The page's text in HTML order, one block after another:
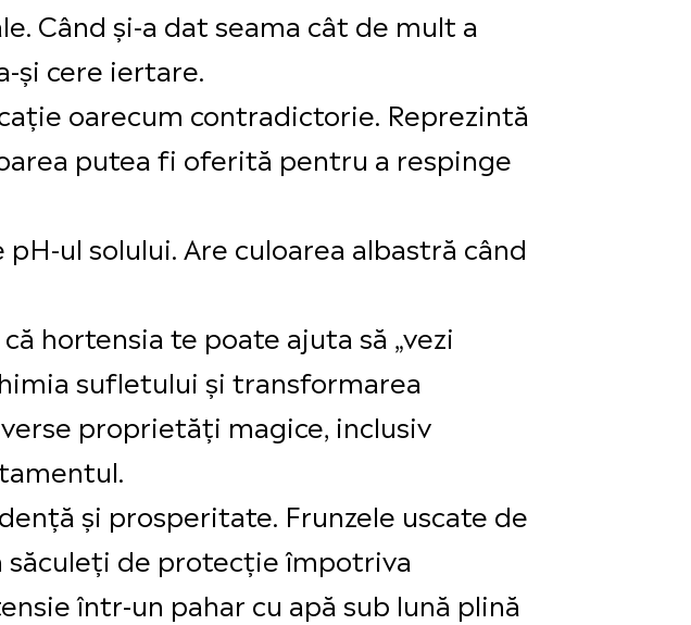
Când și-a dat seama cât de mult a
și cere iertare.
oarecum contradictorie. Reprezintă
putea fi oferită pentru a respinge
ul solului. Are culoarea albastră când
hortensia te poate ajuta să „vezi
sufletului și transformarea
proprietăți magice, inclusiv
și prosperitate. Frunzele uscate de
săculeți de protecție împotriva
într-un pahar cu apă sub lună plină